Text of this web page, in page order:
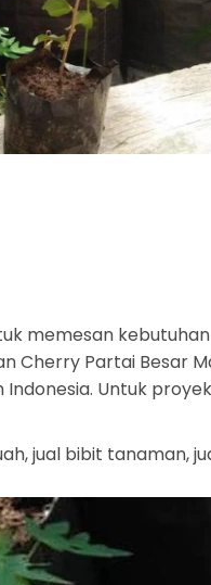
memesan
Cherry Partai Besar
Indonesia. Untuk
jual bibit tanaman,